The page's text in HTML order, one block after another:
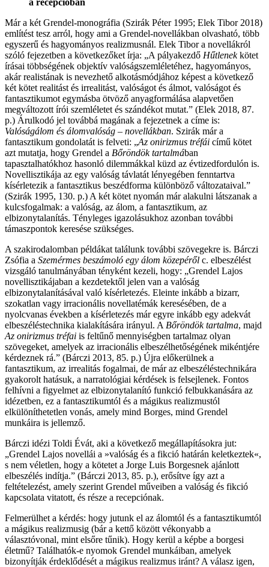
Már a két Grendel-monográfia (Szirák Péter 1995; Elek Tibor 2018)
említést tesz arról, hogy ami a Grendel-novellákban olvasható, több
egyszerű és hagyományos realizmusnál. Elek Tibor a novellákról
szóló fejezetben a következőket írja: „A pályakezdő Hűtlenekkötet
írásai többségének objektív valóságszemléletéhez, hagyományos,
akár realistának is nevezhető alkotásmódjához képest a következő
két kötet realitást és irrealitást, valóságot és álmot, valóságot és
fantasztikumot egymásba ötvöző anyagformálása alapvetően
megváltozott írói szemléletet és szándékot mutat.” (Elek 2018, 87.
p.) Árulkodó jel továbbá magának a fejezetnek a címe is:
Valóságálom és álomvalóság – novellákban. Szirák már a
fantasztikum gondolatát is felveti: „Az onirizmus tréfái című kötet
azt mutatja, hogy Grendel a Bőröndök tartalmában
tapasztalhatókhoz hasonló dilemmákkal küzd az évtizedfordulón is.
Novellisztikája az egy valóság távlatát lényegében fenntartva
kísérletezik a fantasztikus beszédforma különböző változataival.”
(Szirák 1995, 130. p.) A két kötet nyomán már alakulni látszanak a
kulcsfogalmak: a valóság, az álom, a fantasztikum, az
elbizonytalanítás. Tényleges igazolásukhoz azonban további
támaszpontok keresése szükséges.
A szakirodalomban példákat találunk további szövegekre is. Bárczi
Zsófia a Szemérmes beszámoló egy álom közepéről c. elbeszélést
vizsgáló tanulmányában tényként kezeli, hogy: „Grendel Lajos
novellisztikájaban a kezdetektől jelen van a valóság
elbizonytalanításával való kísérletezés. Eleinte inkább a bizarr,
szokatlan vagy irracionális novellatémák keresésében, de a
nyolcvanas években a kísérletezés már egyre inkább egy adekvát
elbeszéléstechnika kialakítására irányul. A Bőröndök tartalma, majd
Az onirizmus tréfai is feltűnő mennyiségben tartalmaz olyan
szövegeket, amelyek az irracionális elbeszélhetőségének mikéntjére
kérdeznek rá.” (Bárczi 2013, 85. p.) Újra előkerülnek a
fantasztikum, az irrealitás fogalmai, de már az elbeszéléstechnikára
gyakorolt hatásuk, a narratológiai kérdések is felsejlenek. Fontos
felhívni a figyelmet az elbizonytalanító funkció felbukkanására az
idézetben, ez a fantasztikumtól és a mágikus realizmustól
elkülöníthetetlen vonás, amely mind Borges, mind Grendel
munkáira is jellemző.
Bárczi idézi Toldi Évát, aki a következő megállapításokra jut:
„Grendel Lajos novellái a »valóság és a fikció határán keletkeztek«,
s nem véletlen, hogy a kötetet a Jorge Luis Borgesnek ajánlott
elbeszélés indítja.” (Bárczi 2013, 85. p.), erősítve így azt a
feltételezést, amely szerint Grendel műveiben a valóság és fikció
kapcsolata vitatott, és része a recepciónak.
Felmerülhet a kérdés: hogy jutunk el az álomtól és a fantasztikumtól
a mágikus realizmusig (bár a kettő között vékonyabb a
választóvonal, mint elsőre tűnik). Hogy kerül a képbe a borgesi
életmű? Találhatók-e nyomok Grendel munkáiban, amelyek
bizonyítják érdeklődését a mágikus realizmus iránt? A válasz igen,